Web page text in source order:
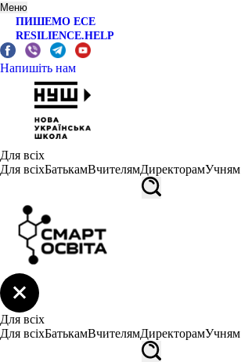
Меню
ПИШЕМО ЕСЕ
RESILIENCE.HELP
Напишіть нам
Для всіх
Для всіхБатькамВчителямДиректорамУчням
Для всіх
Для всіхБатькамВчителямДиректорамУчням